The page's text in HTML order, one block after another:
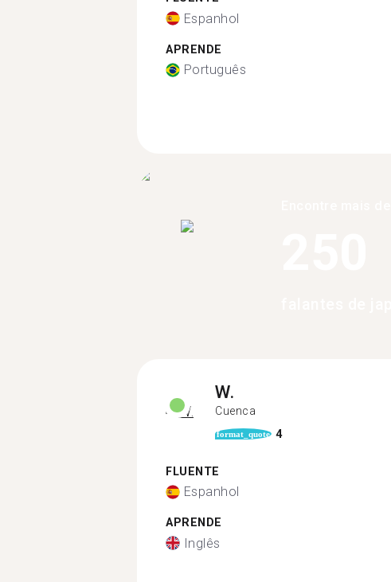
Espanhol
APRENDE
Português
W.
Cuenca
format_quote 4
FLUENTE
Espanhol
APRENDE
Inglês